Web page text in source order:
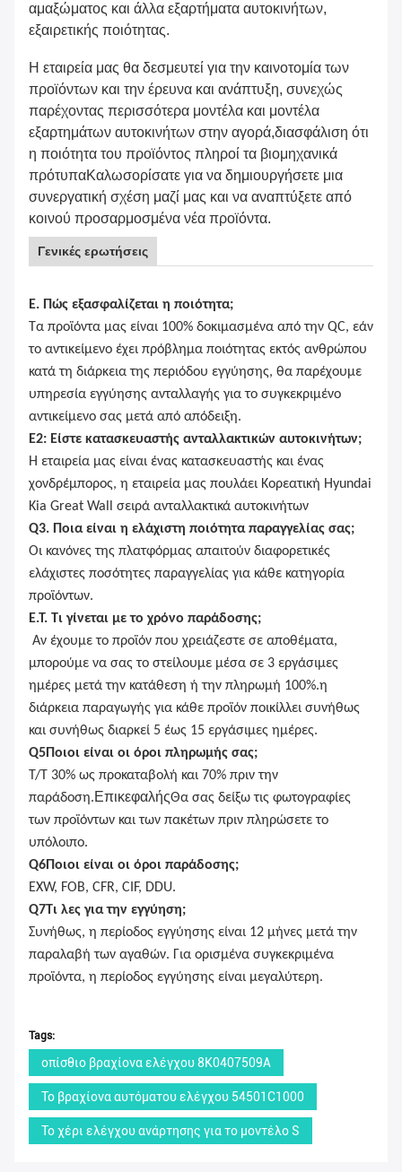
αμαξώματος και άλλα εξαρτήματα αυτοκινήτων,
εξαιρετικής ποιότητας.
Η εταιρεία μας θα δεσμευτεί για την καινοτομία των
προϊόντων και την έρευνα και ανάπτυξη, συνεχώς
παρέχοντας περισσότερα μοντέλα και μοντέλα
εξαρτημάτων αυτοκινήτων στην αγορά,διασφάλιση ότι
η ποιότητα του προϊόντος πληροί τα βιομηχανικά
πρότυπαΚαλωσορίσατε για να δημιουργήσετε μια
συνεργατική σχέση μαζί μας και να αναπτύξετε από
κοινού προσαρμοσμένα νέα προϊόντα.
Γενικές ερωτήσεις
Ε. Πώς εξασφαλίζεται η ποιότητα;
Τα προϊόντα μας είναι 100% δοκιμασμένα από την QC, εάν
το αντικείμενο έχει πρόβλημα ποιότητας εκτός ανθρώπου
κατά τη διάρκεια της περιόδου εγγύησης, θα παρέχουμε
υπηρεσία εγγύησης ανταλλαγής για το συγκεκριμένο
αντικείμενο σας μετά από απόδειξη.
Ε2: Είστε κατασκευαστής ανταλλακτικών αυτοκινήτων;
Η εταιρεία μας είναι ένας κατασκευαστής και ένας
χονδρέμπορος, η εταιρεία μας πουλάει Κορεατική Hyundai
Kia Great Wall σειρά ανταλλακτικά αυτοκινήτων
Q3. Ποια είναι η ελάχιστη ποιότητα παραγγελίας σας;
Οι κανόνες της πλατφόρμας απαιτούν διαφορετικές
ελάχιστες ποσότητες παραγγελίας για κάθε κατηγορία
προϊόντων.
Ε.Τ. Τι γίνεται με το χρόνο παράδοσης;
Αν έχουμε το προϊόν που χρειάζεστε σε αποθέματα,
μπορούμε να σας το στείλουμε μέσα σε 3 εργάσιμες
ημέρες μετά την κατάθεση ή την πληρωμή 100%.η
διάρκεια παραγωγής για κάθε προϊόν ποικίλλει συνήθως
και συνήθως διαρκεί 5 έως 15 εργάσιμες ημέρες.
Q5Ποιοι είναι οι όροι πληρωμής σας;
T/T 30% ως προκαταβολή και 70% πριν την
παράδοση.ΕπικεφαλήςΘα σας δείξω τις φωτογραφίες
των προϊόντων και των πακέτων πριν πληρώσετε το
υπόλοιπο.
Q6Ποιοι είναι οι όροι παράδοσης;
EXW, FOB, CFR, CIF, DDU.
Q7Τι λες για την εγγύηση;
Συνήθως, η περίοδος εγγύησης είναι 12 μήνες μετά την
παραλαβή των αγαθών. Για ορισμένα συγκεκριμένα
προϊόντα, η περίοδος εγγύησης είναι μεγαλύτερη.
Tags:
οπίσθιο βραχίονα ελέγχου 8K0407509A
Το βραχίονα αυτόματου ελέγχου 54501C1000
Το χέρι ελέγχου ανάρτησης για το μοντέλο S